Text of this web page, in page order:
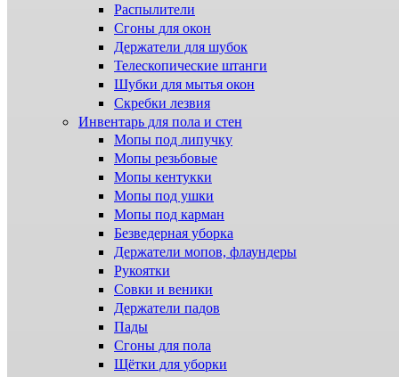
Распылители
Сгоны для окон
Держатели для шубок
Телескопические штанги
Шубки для мытья окон
Скребки лезвия
Инвентарь для пола и стен
Мопы под липучку
Мопы резьбовые
Мопы кентукки
Мопы под ушки
Мопы под карман
Безведерная уборка
Держатели мопов, флаундеры
Рукоятки
Совки и веники
Держатели падов
Пады
Сгоны для пола
Щётки для уборки